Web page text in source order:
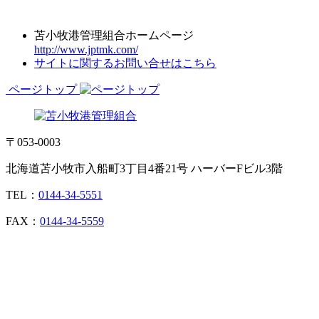
苫小牧港管理組合ホームページ
http://www.jptmk.com/
サイトに関するお問い合せはこちら
ページトップ
〒053-0003
北海道苫小牧市入船町3丁目4番21号 ハーバーFビル3階
TEL： 0144-34-5551
FAX： 0144-34-5559